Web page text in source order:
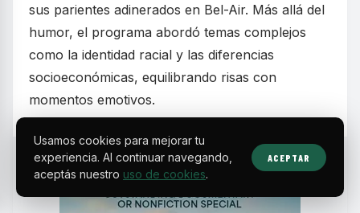
sus parientes adinerados en Bel-Air. Más allá del
humor, el programa abordó temas complejos
como la identidad racial y las diferencias
socioeconómicas, equilibrando risas con
momentos emotivos.
Usamos cookies para mejorar tu
experiencia. Al continuar navegando,
aceptás nuestro uso de cookies.
ACEPTAR